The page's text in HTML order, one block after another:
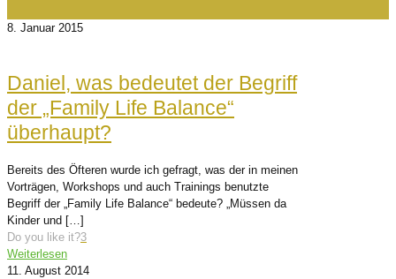
8. Januar 2015
Daniel, was bedeutet der Begriff
der „Family Life Balance“
überhaupt?
Bereits des Öfteren wurde ich gefragt, was der in meinen
Vorträgen, Workshops und auch Trainings benutzte
Begriff der „Family Life Balance“ bedeute? „Müssen da
Kinder und […]
Do you like it?3
Weiterlesen
11. August 2014